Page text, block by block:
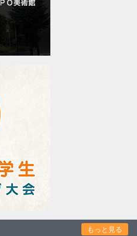
もっと見る